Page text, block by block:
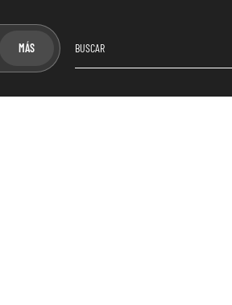
MÁS